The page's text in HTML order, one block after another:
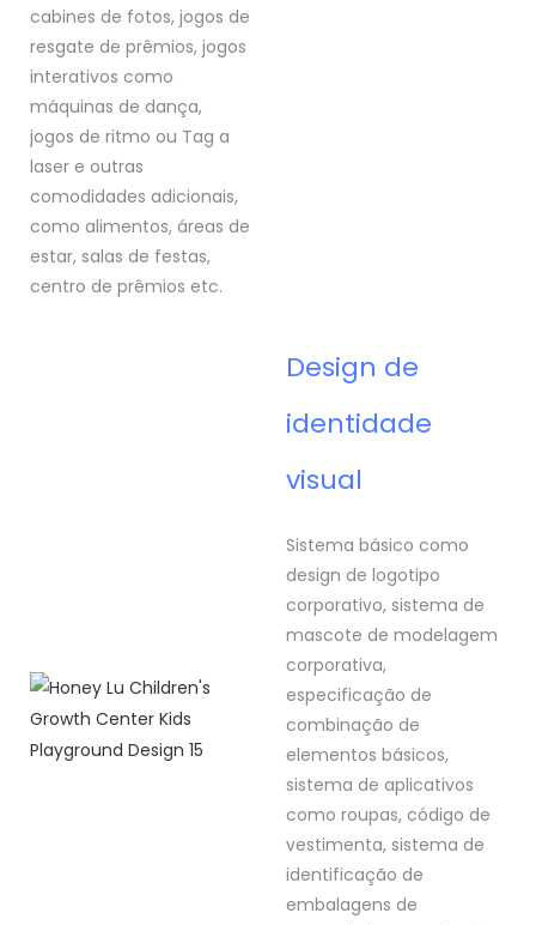
cabines de fotos, jogos de
resgate de prêmios, jogos
interativos como
máquinas de dança,
jogos de ritmo ou Tag a
laser e outras
comodidades adicionais,
como alimentos, áreas de
estar, salas de festas,
centro de prêmios etc.
Design de
identidade
visual
Sistema básico como
design de logotipo
corporativo, sistema de
mascote de modelagem
corporativa,
especificação de
combinação de
elementos básicos,
sistema de aplicativos
como roupas, código de
vestimenta, sistema de
identificação de
embalagens de